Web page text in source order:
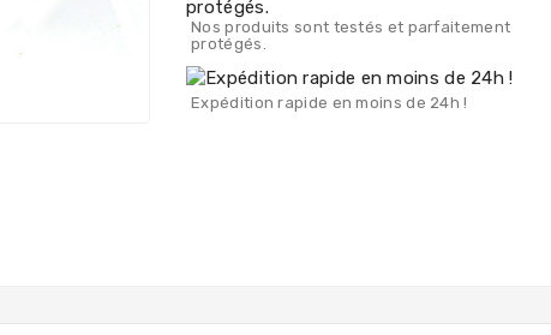
Nos produits sont testés et parfaitement
protégés.
Expédition rapide en moins de 24h !